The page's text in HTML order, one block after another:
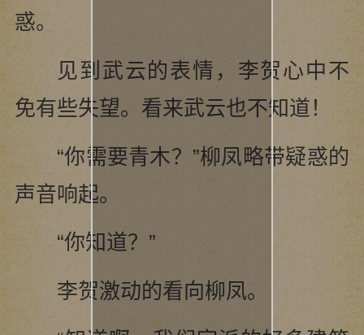
惑。
见到武云的表情，李贺心中不
免有些失望。看来武云也不知道！
“你需要青木？”柳凤略带疑惑的
声音响起。
“你知道？”
李贺激动的看向柳凤。